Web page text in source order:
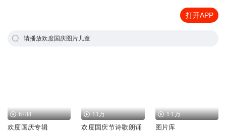
打开APP
请播放欢度国庆图片儿童
6788
欢度国庆专辑
11万
欢度国庆节诗歌朗诵
1.1万
图片库